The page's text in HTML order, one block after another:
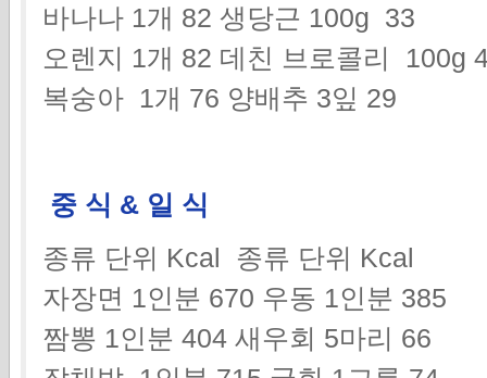
바나나 1개 82 생당근 100g 33
오렌지 1개 82 데친 브로콜리 100g
복숭아 1개 76 양배추 3잎 29
중 식 & 일 식
종류 단위 Kcal 종류 단위 Kcal
자장면 1인분 670 우동 1인분 385
짬뽕 1인분 404 새우회 5마리 66